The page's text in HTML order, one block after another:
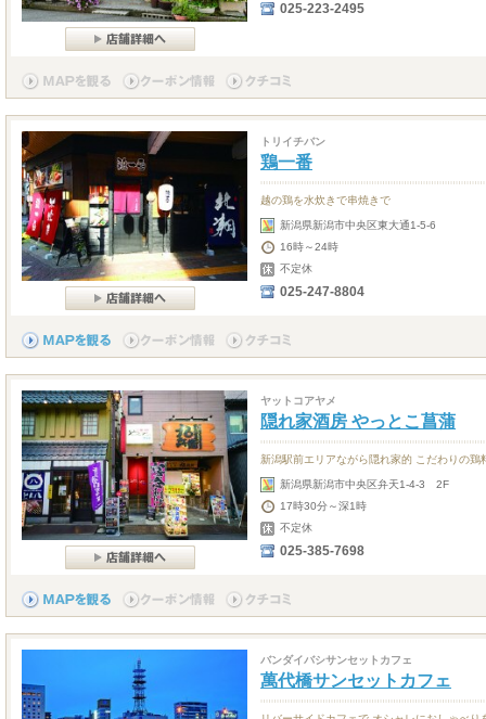
025-223-2495
トリイチバン
鶏一番
越の鶏を水炊きで串焼きで
新潟県新潟市中央区東大通1-5-6
16時～24時
不定休
025-247-8804
ヤットコアヤメ
隠れ家酒房 やっとこ菖蒲
新潟駅前エリアながら隠れ家的 こだわりの鶏
新潟県新潟市中央区弁天1-4-3 2F
17時30分～深1時
不定休
025-385-7698
バンダイバシサンセットカフェ
萬代橋サンセットカフェ